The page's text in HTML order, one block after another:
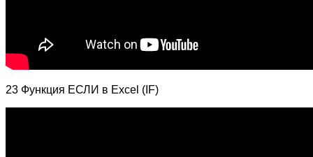
23 Функция ЕСЛИ в Excel (IF)